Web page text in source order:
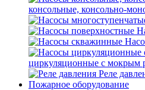
консольные, консольно-
циркуляционные с мокрым
Реле
Пожарное оборудование